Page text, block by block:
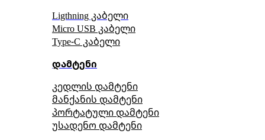
Ligthning კაბელი
Micro USB კაბელი
Type-C კაბელი
დამტენი
კედლის დამტენი
მანქანის დამტენი
პორტატული დამტენი
უსადენო დამტენი